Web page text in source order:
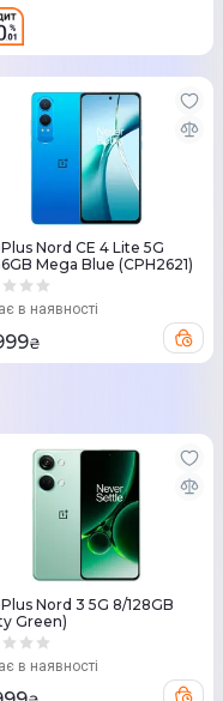
Nord CE 4 Lite 5G
Mega Blue (CPH2621)
в наявності
₴
Nord 3 5G 8/128GB
Green)
в наявності